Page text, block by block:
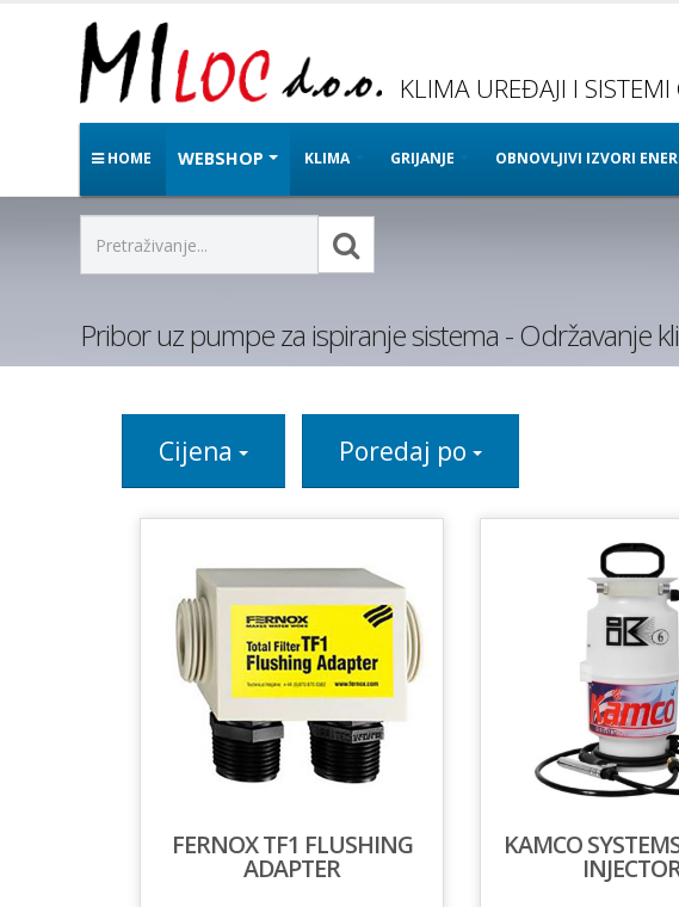
KLIMA UREĐAJI I SISTEMI
HOME WEBSHOP KLIMA GRIJANJE OBNOVLJIVI IZVORI
Pribor uz pumpe za ispiranje sistema - Održavanje
Cijena Poredaj po
FERNOX TF1 FLUSHING
ADAPTER
KAMCO